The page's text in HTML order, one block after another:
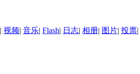
| 视频| 音乐| Flash| 日志| 相册| 图片| 投票|